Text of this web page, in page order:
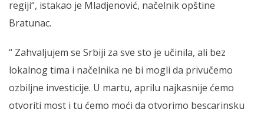
regiji“, istakao je Mladjenović, načelnik opštine
Bratunac.
“ Zahvaljujem se Srbiji za sve sto je učinila, ali bez
lokalnog tima i načelnika ne bi mogli da privučemo
ozbiljne investicije. U martu, aprilu najkasnije ćemo
otvoriti most i tu ćemo moći da otvorimo bescarinsku